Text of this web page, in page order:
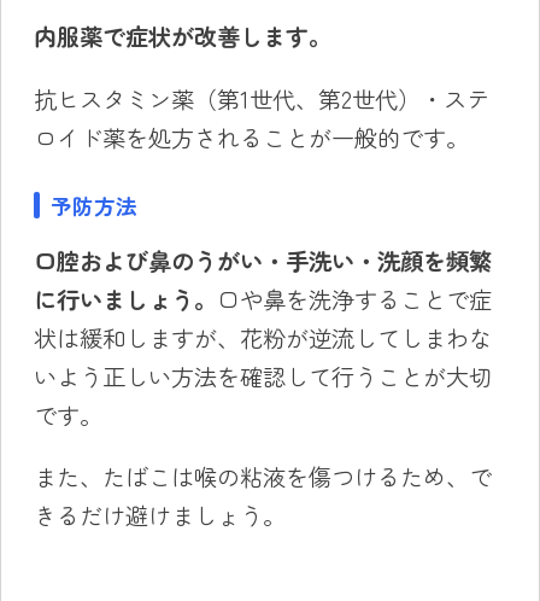
内服薬で症状が改善します。
抗ヒスタミン薬（第1世代、第2世代）・ステ
ロイド薬を処方されることが一般的です。
予防方法
口腔および鼻のうがい・手洗い・洗顔を頻繁
に行いましょう。 口や鼻を洗浄することで症
状は緩和しますが、花粉が逆流してしまわな
いよう正しい方法を確認して行うことが大切
です。
また、たばこは喉の粘液を傷つけるため、で
きるだけ避けましょう。